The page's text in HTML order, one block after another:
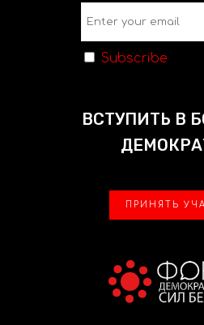
Subscribe
ВСТУПИТЬ В
ПРИНЯТЬ